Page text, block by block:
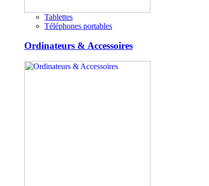
Tablettes
Téléphones portables
Ordinateurs & Accessoires